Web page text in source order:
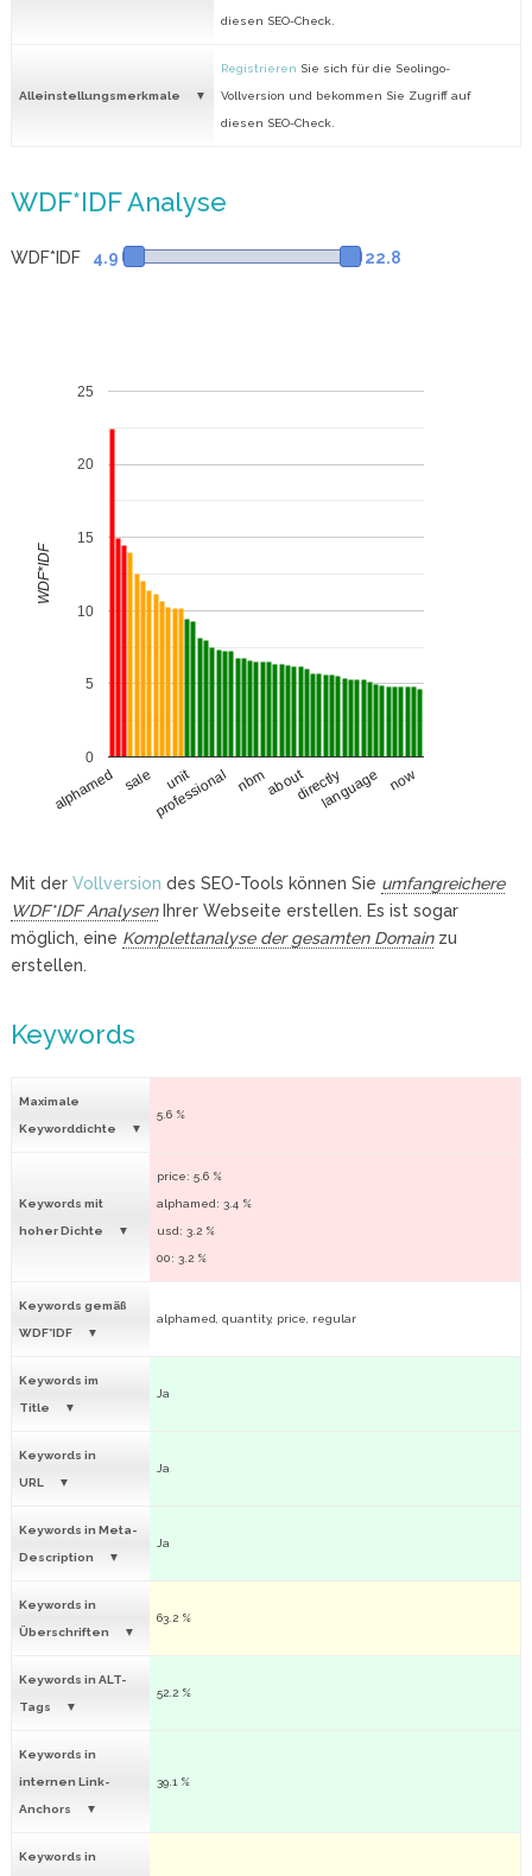
diesen SEO-Check.
Alleinstellungsmerkmale
Registrieren Sie sich für die Seolingo-
Vollversion und bekommen Sie Zugriff auf
diesen SEO-Check.
WDF*IDF Analyse
WDF*IDF 4.9 22.8
alphamed sale unit
professional nbmaboutdirectlylanguage now
0
5
10
15
20
25
WDF*IDF
Mit der Vollversion des SEO-Tools können Sie umfangreichere
WDF*IDF AnalysenIhrer Webseite erstellen. Es ist sogar
möglich, eine Komplettanalyse der gesamten Domainzu
erstellen.
Keywords
Maximale
Keyworddichte
5.6 %
Keywords mit
hoher Dichte
price: 5.6 %
alphamed: 3.4 %
usd: 3.2 %
00: 3.2 %
Keywords gemäß
WDF*IDF
alphamed, quantity, price, regular
Keywords im
Title
Ja
Keywords in
URL
Ja
Keywords in Meta-
Description
Ja
Keywords in
Überschriften
63.2 %
Keywords in ALT-
Tags
52.2 %
Keywords in
internen Link-
Anchors
39.1 %
Keywords in